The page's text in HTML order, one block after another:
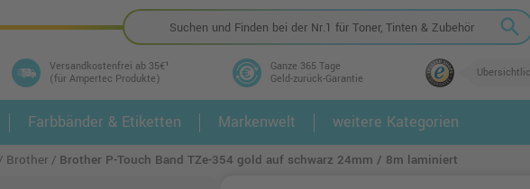
search
Versandkostenfrei ab 35€¹
(für Ampertec Produkte)
Ganze 365 Tage
Geld-zurück-Garantie
finden ➤ 1. 2.
Farbbänder & Etiketten Markenwelt weitere Kategorien
Brother Brother P-Touch Band TZe-354 gold auf schwarz 24mm / 8m laminiert